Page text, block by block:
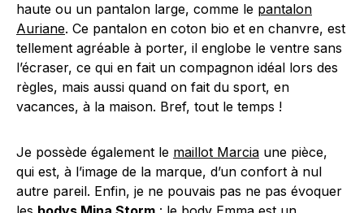
haute ou un pantalon large, comme le pantalon
Auriane. Ce pantalon en coton bio et en chanvre, est
tellement agréable à porter, il englobe le ventre sans
l’écraser, ce qui en fait un compagnon idéal lors des
règles, mais aussi quand on fait du sport, en
vacances, à la maison. Bref, tout le temps !
Je possède également le maillot Marcia une pièce,
qui est, à l’image de la marque, d’un confort à nul
autre pareil. Enfin, je ne pouvais pas ne pas évoquer